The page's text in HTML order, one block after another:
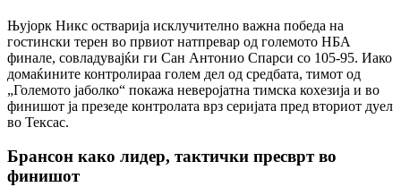
Њујорк Никс остварија исклучително важна победа на
гостински терен во првиот натпревар од големото НБА
финале, совладувајќи ги Сан Антонио Спарси со 105-95. Иако
домаќините контролираа голем дел од средбата, тимот од
„Големото јаболко“ покажа неверојатна тимска кохезија и во
финишот ја презеде контролата врз серијата пред вториот дуел
во Тексас.
Брансон како лидер, тактички пресврт во
финишот